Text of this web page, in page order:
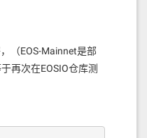
（EOS-Mainnet是部
再次在EOSIO仓库测